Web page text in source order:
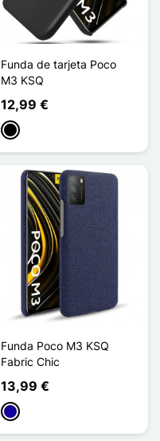
Funda de tarjeta Poco
M3 KSQ
12,99 €
Negro
Funda Poco M3 KSQ
Fabric Chic
13,99 €
Azul oscuro